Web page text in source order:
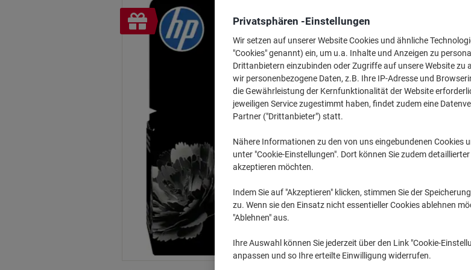
Inkl.
Geschenk
Menge
1Stück
2Stück
Vorübergehend
Bestellen Sie
Zu einer
Privatsphären -Einstellungen
Wir setzen auf unserer Website Cookies und ähnliche
"Cookies" genannt) ein, um u.a. Inhalte und Anzeigen zu
Drittanbietern einzubinden oder Zugriffe auf unsere Website zu
wir personenbezogene Daten, z.B. Ihre IP-Adresse und
die Gewährleistung der Kernfunktionalität der Website
jeweiligen Service zugestimmt haben, findet zudem eine
Partner ("Drittanbieter") statt.
Nähere Informationen zu den von uns eingebundenen Cookies
unter "Cookie-Einstellungen". Dort können Sie zudem
akzeptieren möchten.
Indem Sie auf "Akzeptieren" klicken, stimmen Sie der
zu. Wenn sie den Einsatz nicht essentieller Cookies ablehnen
"Ablehnen" aus.
Ihre Auswahl können Sie jederzeit über den Link "Cookie-
anpassen und so Ihre erteilte Einwilligung widerrufen.